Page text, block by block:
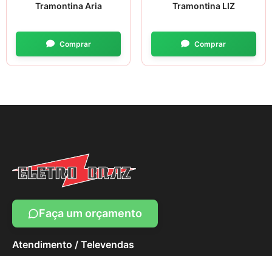
Tramontina Aria Tramontina LIZ
Faça um orçamento
Atendimento / Televendas